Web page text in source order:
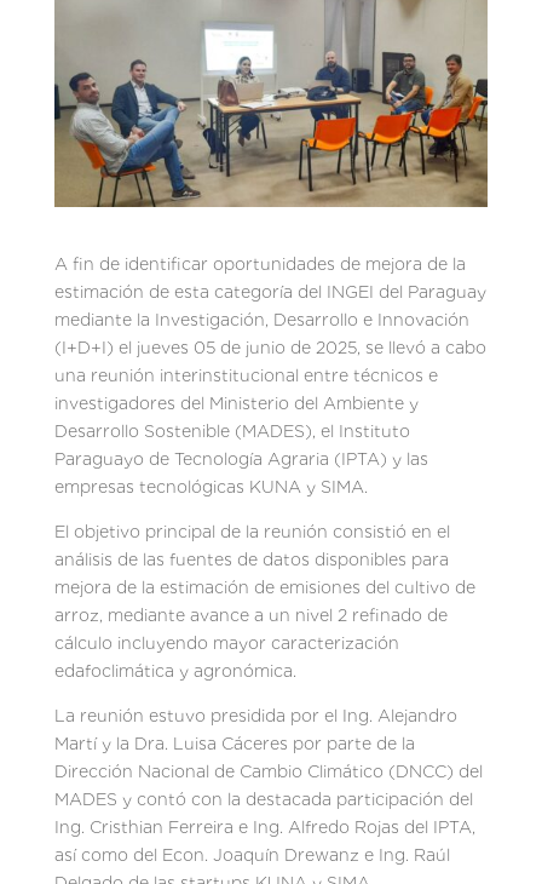
A fin de identificar oportunidades de mejora de la
estimación de esta categoría del INGEI del Paraguay
mediante la Investigación, Desarrollo e Innovación
(I+D+I) el jueves 05 de junio de 2025, se llevó a cabo
una reunión interinstitucional entre técnicos e
investigadores del Ministerio del Ambiente y
Desarrollo Sostenible (MADES), el Instituto
Paraguayo de Tecnología Agraria (IPTA) y las
empresas tecnológicas KUNA y SIMA.
El objetivo principal de la reunión consistió en el
análisis de las fuentes de datos disponibles para
mejora de la estimación de emisiones del cultivo de
arroz, mediante avance a un nivel 2 refinado de
cálculo incluyendo mayor caracterización
edafoclimática y agronómica.
La reunión estuvo presidida por el Ing. Alejandro
Martí y la Dra. Luisa Cáceres por parte de la
Dirección Nacional de Cambio Climático (DNCC) del
MADES y contó con la destacada participación del
Ing. Cristhian Ferreira e Ing. Alfredo Rojas del IPTA,
así como del Econ. Joaquín Drewanz e Ing. Raúl